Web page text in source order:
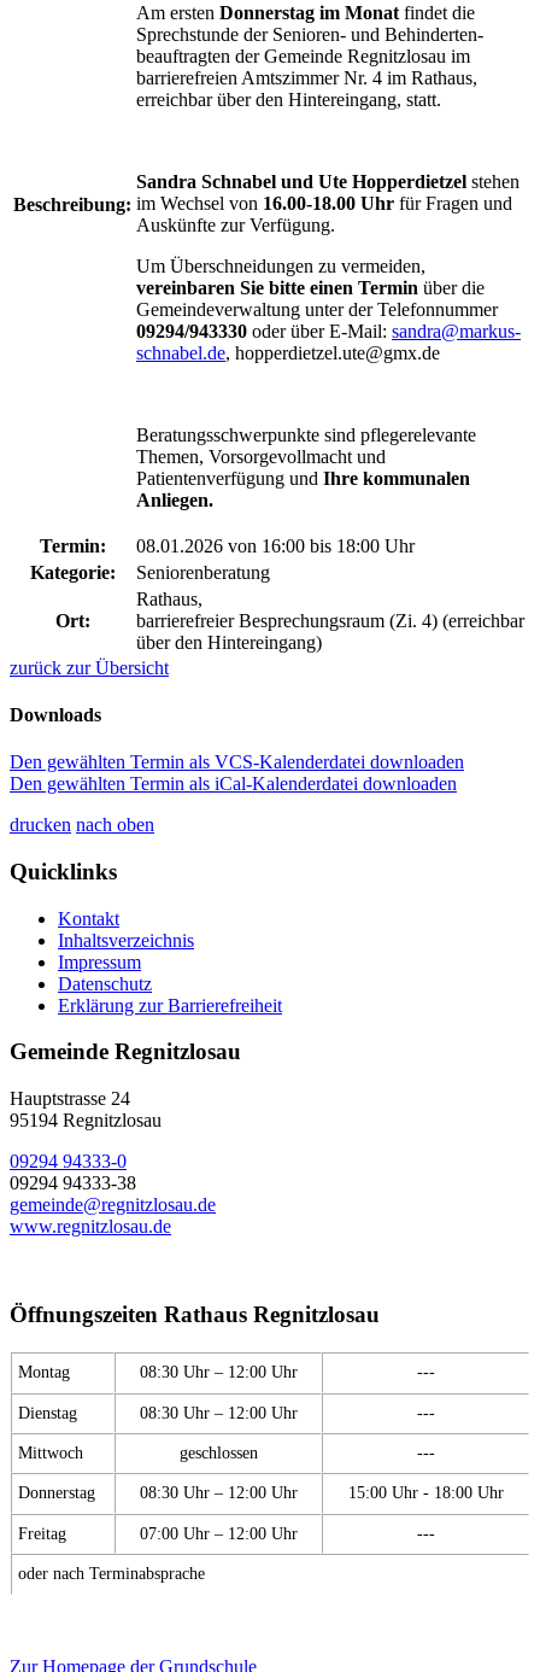
Beschreibung:
Am ersten Donnerstag im Monat findet die
Sprechstunde der Senioren- und Behinderten-
beauftragten der Gemeinde Regnitzlosau im
barrierefreien Amtszimmer Nr. 4 im Rathaus,
erreichbar über den Hintereingang, statt.
Sandra Schnabel und Ute Hopperdietzel stehen
im Wechsel von 16.00-18.00 Uhr für Fragen und
Auskünfte zur Verfügung.
Um Überschneidungen zu vermeiden,
vereinbaren Sie bitte einen Termin über die
Gemeindeverwaltung unter der Telefonnummer
09294/943330 oder über E-Mail: sandra@markus-
schnabel.de, hopperdietzel.ute@gmx.de
Beratungsschwerpunkte sind pflegerelevante
Themen, Vorsorgevollmacht und
Patientenverfügung und Ihre kommunalen
Anliegen.
Termin: 08.01.2026 von 16:00 bis 18:00 Uhr
Kategorie:
Seniorenberatung
Ort:
Rathaus,
barrierefreier Besprechungsraum (Zi. 4) (erreichbar
über den Hintereingang)
zurück zur Übersicht
Downloads
Den gewählten Termin als VCS-Kalenderdatei downloaden
Den gewählten Termin als iCal-Kalenderdatei downloaden
drucken nach oben
Quicklinks
Kontakt
Inhaltsverzeichnis
Impressum
Datenschutz
Erklärung zur Barrierefreiheit
Gemeinde Regnitzlosau
Hauptstrasse 24
95194 Regnitzlosau
09294 94333-0
09294 94333-38
gemeinde@regnitzlosau.de
www.regnitzlosau.de
Öffnungszeiten Rathaus Regnitzlosau
Montag 08:30 Uhr – 12:00 Uhr ---
Dienstag 08:30 Uhr – 12:00 Uhr ---
Mittwoch geschlossen ---
Donnerstag 08:30 Uhr – 12:00 Uhr 15:00 Uhr - 18:00 Uhr
Freitag 07:00 Uhr – 12:00 Uhr ---
oder nach Terminabsprache
Zur Homepage der Grundschule